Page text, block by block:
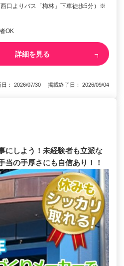
口よりバス「梅林」下車徒歩5分）※
OK
詳細を見る
日： 2026/07/30 掲載終了日： 2026/09/04
にしよう！未経験者も立派な
の手厚さにも自信あり！！